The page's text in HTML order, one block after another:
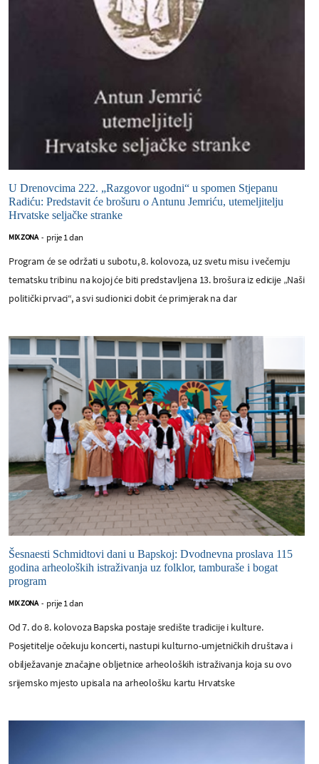
U Drenovcima 222. „Razgovor ugodni“ u spomen Stjepanu
Radiću: Predstavit će brošuru o Antunu Jemriću, utemeljitelju
Hrvatske seljačke stranke
MIX ZONA - prije 1 dan
Program će se održati u subotu, 8. kolovoza, uz svetu misu i večernju
tematsku tribinu na kojoj će biti predstavljena 13. brošura iz edicije „Naši
politički prvaci“, a svi sudionici dobit će primjerak na dar
Šesnaesti Schmidtovi dani u Bapskoj: Dvodnevna proslava 115
godina arheoloških istraživanja uz folklor, tamburaše i bogat
program
MIX ZONA - prije 1 dan
Od 7. do 8. kolovoza Bapska postaje središte tradicije i kulture.
Posjetitelje očekuju koncerti, nastupi kulturno-umjetničkih društava i
obilježavanje značajne obljetnice arheoloških istraživanja koja su ovo
srijemsko mjesto upisala na arheološku kartu Hrvatske